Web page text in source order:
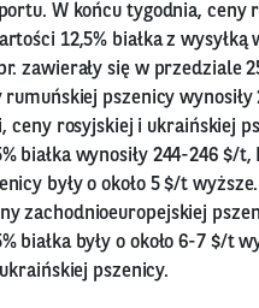
W końcu tygodnia, ceny
12,5% białka z wysyłką
zawierały się w przedziale
rumuńskiej pszenicy wynosiły
ceny rosyjskiej i ukraińskiej
białka wynosiły 244-246 $/t,
były o około 5 $/t
zachodnioeuropejskiej
białka były o około 6-7 $/t
pszenicy.